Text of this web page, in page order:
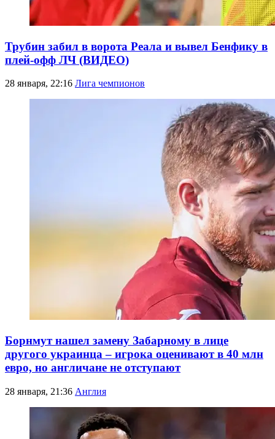
Трубин забил в ворота Реала и вывел Бенфику в
плей-офф ЛЧ (ВИДЕО)
28 января, 22:16 Лига чемпионов
Борнмут нашел замену Забарному в лице
другого украинца – игрока оценивают в 40 млн
евро, но англичане не отступают
28 января, 21:36 Англия